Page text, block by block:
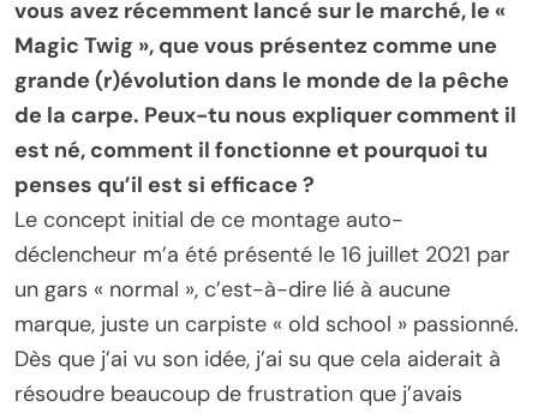
vous avez récemment lancé sur le marché, le «
Magic Twig », que vous présentez comme une
grande (r)évolution dans le monde de la pêche
de la carpe. Peux-tu nous expliquer comment il
est né, comment il fonctionne et pourquoi tu
penses qu’il est si efficace ?
Le concept initial de ce montage auto-
déclencheur m’a été présenté le 16 juillet 2021 par
un gars « normal », c’est-à-dire lié à aucune
marque, juste un carpiste « old school » passionné.
Dès que j’ai vu son idée, j’ai su que cela aiderait à
résoudre beaucoup de frustration que j’avais